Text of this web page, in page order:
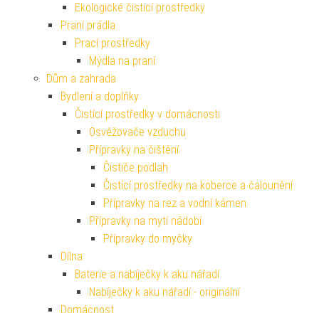
Ekologické čisticí prostředky
Praní prádla
Prací prostředky
Mýdla na praní
Dům a zahrada
Bydlení a doplňky
Čistící prostředky v domácnosti
Osvěžovače vzduchu
Přípravky na čištění
Čističe podlah
Čistící prostředky na koberce a čalounění
Přípravky na rez a vodní kámen
Přípravky na mytí nádobí
Přípravky do myčky
Dílna
Baterie a nabíječky k aku nářadí
Nabíječky k aku nářadí - originální
Domácnost